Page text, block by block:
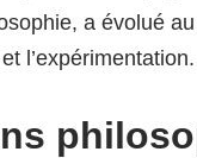
a évolué
l’expérimentation.